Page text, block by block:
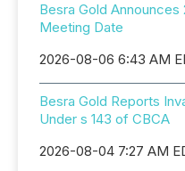
Besra Gold Announces
Meeting Date
2026-08-06 6:43 AM
Besra Gold Reports
Under s 143 of CBCA
2026-08-04 7:27 AM